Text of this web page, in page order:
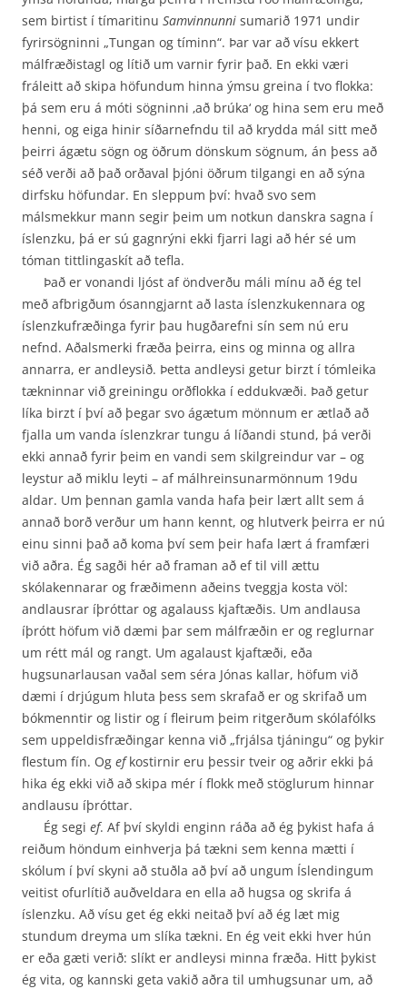
sem birtist í tímaritinu Samvinnunni sumarið 1971 undir
fyrirsögninni „Tungan og tíminn“. Þar var að vísu ekkert
mál­fræðistagl og lítið um varnir fyrir það. En ekki væri
fráleitt að skipa höfundum hinna ýmsu greina í tvo flokka:
þá sem eru á móti sögninni ‚að brúka‘ og hina sem eru með
henni, og eiga hinir síðarnefndu til að krydda mál sitt með
þeirri ágætu sögn og öðrum dönskum sögnum, án þess að
séð verði að það orðaval þjóni öðrum tilgangi en að sýna
dirfsku höfundar. En sleppum því: hvað svo sem
málsmekkur mann segir þeim um notkun danskra sagna í
íslenzku, þá er sú gagnrýni ekki fjarri lagi að hér sé um
tóman tittlingaskít að tefla.
Það er vonandi ljóst af öndverðu máli mínu að ég tel
með afbrigðum ósanngjarnt að lasta íslenzkukennara og
íslenzkufræðinga fyrir þau hugðarefni sín sem nú eru
nefnd. Aðalsmerki fræða þeirra, eins og minna og allra
annarra, er andleysið. Þetta andleysi getur birzt í tómleika
tækninnar við greiningu orðflokka í eddukvæði. Það getur
líka birzt í því að þegar svo ágætum mönnum er ætlað að
fjalla um vanda íslenzkrar tungu á líðandi stund, þá verði
ekki annað fyrir þeim en vandi sem skilgreindur var – og
leystur að miklu leyti – af málhreinsunarmönnum 19du
aldar. Um þennan gamla vanda hafa þeir lært allt sem á
annað borð verður um hann kennt, og hlutverk þeirra er nú
einu sinni það að koma því sem þeir hafa lært á framfæri
við aðra. Ég sagði hér að framan að ef til vill ættu
skólakennarar og fræðimenn aðeins tveggja kosta völ:
andlausrar íþróttar og agalauss kjaftæðis. Um andlausa
íþrótt höfum við dæmi þar sem málfræðin er og reglurnar
um rétt mál og rangt. Um agalaust kjaftæði, eða
hugsunarlausan vaðal sem séra Jónas kallar, höfum við
dæmi í drjúgum hluta þess sem skrafað er og skrifað um
bókmenntir og listir og í fleirum þeim ritgerðum skólafólks
sem uppeldisfræðingar kenna við „frjálsa tjáningu“ og þykir
flestum fín. Og efkostirnir eru þessir tveir og aðrir ekki þá
hika ég ekki við að skipa mér í flokk með stöglurum hinnar
andlausu íþróttar.
Ég segi ef. Af því skyldi enginn ráða að ég þykist hafa á
reiðum höndum einhverja þá tækni sem kenna mætti í
skólum í því skyni að stuðla að því að ungum Íslendingum
veitist ofurlítið auðveldara en ella að hugsa og skrifa á
íslenzku. Að vísu get ég ekki neitað því að ég læt mig
stundum dreyma um slíka tækni. En ég veit ekki hver hún
er eða gæti verið: slíkt er andleysi minna fræða. Hitt þykist
ég vita, og kannski geta vakið aðra til umhugsunar um, að